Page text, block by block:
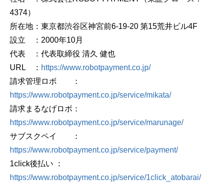
4374）
所在地：東京都渋谷区神宮前6-19-20 第15荒井ビル4F
設立 ：2000年10月
代表 ：代表取締役 清久 健也
URL ： https://www.robotpayment.co.jp/
請求管理ロボ ：
https://www.robotpayment.co.jp/service/mikata/
請求まるなげロボ：
https://www.robotpayment.co.jp/service/marunage/
サブスクペイ ：
https://www.robotpayment.co.jp/service/payment/
1click後払い ：
https://www.robotpayment.co.jp/service/1click_atobarai/